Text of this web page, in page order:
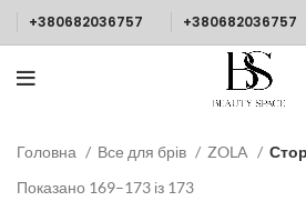
+380682036757 +380682036757
Головна Все для брів ZOLA
Показано 169–173 із 173